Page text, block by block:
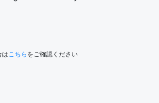
はこちら をご確認ください